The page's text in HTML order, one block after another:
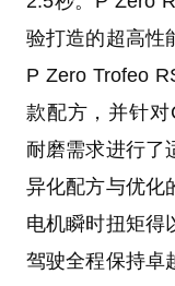
验打造的超高性
P Zero Trofeo
款配方，并针对
耐磨需求进行了
异化配方与优化
电机瞬时扭矩得
驾驶全程保持卓